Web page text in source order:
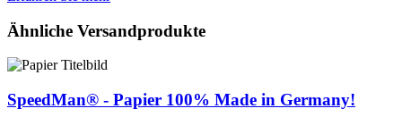
Ähnliche Versandprodukte
SpeedMan® - Papier 100% Made in Germany!